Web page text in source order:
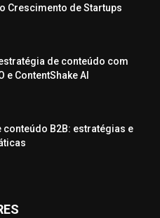
Crescimento de Startups
de conteúdo com
e ContentShake AI
conteúdo B2B: estratégias e